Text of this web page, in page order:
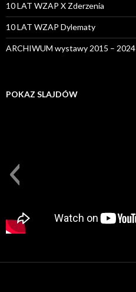
10 LAT WZAP X Zderzenia
10 LAT WZAP Dylematy
ARCHIWUM wystawy 2015 – 2024
POKAZ SLAJDÓW